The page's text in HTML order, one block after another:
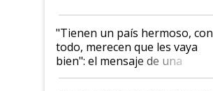
"Tienen un país hermoso, con
todo, merecen que les vaya
bien": el mensaje de una
ganadera uruguaya sobre las